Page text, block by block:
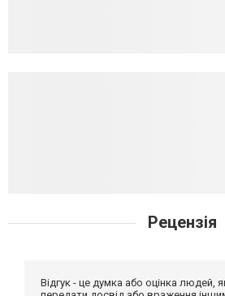
Рецензія
Відгук - це думка або оцінка людей,